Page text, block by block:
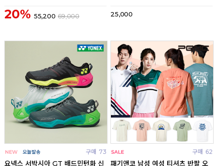
20% 55,200 69,000 25,000
구매 73
요넥스 서박시아 GT 배드민턴화 신
구매 62
패기앤코 남성 여성 티셔츠 반팔 오